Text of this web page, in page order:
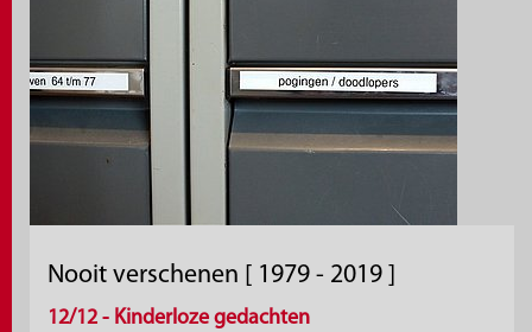
Nooit verschenen [ 1979 - 2019 ]
12/12 - Kinderloze gedachten